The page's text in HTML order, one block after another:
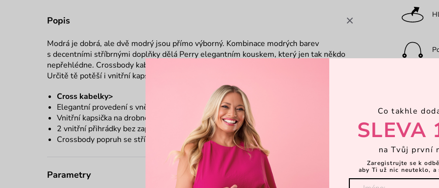
Popis
Modrá je dobrá, ale dvě modrý jsou přímo výborný. Kombinace modrých barev
s decentními stříbrnými doplňky dělá Perry elegantním kouskem, který jen tak někdo
nepřehlédne. Crossbody kabelka je praktická díky svému popruhu, který ti uvolní ruce.
Určitě tě potěší i vnitřní kapsy, díky kterým budeš mít ve svých věcech pořádek.
Cross kabelky>
Elegantní provedení s vnější kapsou bez zapínání
Vnitřní kapsička na drobnosti na zip
2 vnitřní přihrádky bez zapínání
Crossbody popruh se stříbrným řetízkem
Parametry
Objevte
Co takhle
SLEVA
na Tvůj první
Zaregistrujte se k
aby Ti už nic neuteklo, a